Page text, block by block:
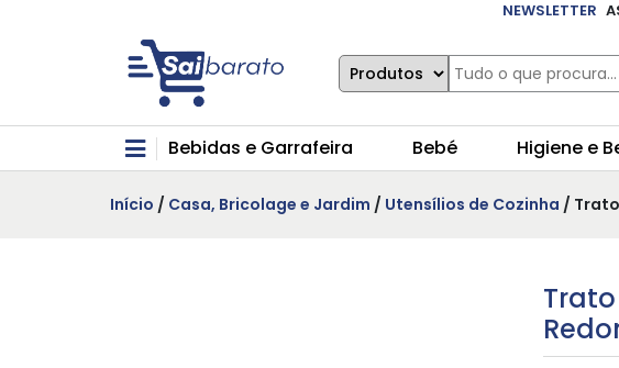
NEWSLETTER
Bebidas e Garrafeira Bebé Higiene e
Início / Casa, Bricolage e Jardim / Utensílios de Cozinha /